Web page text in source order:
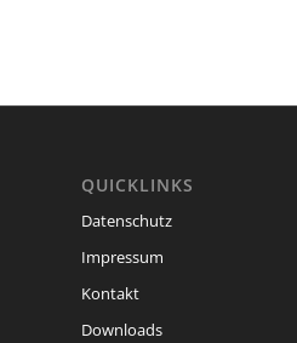
QUICKLINKS
Datenschutz
Impressum
Kontakt
Downloads